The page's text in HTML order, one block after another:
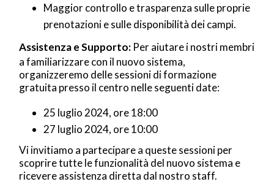
Maggior controllo e trasparenza sulle proprie
prenotazioni e sulle disponibilità dei campi.
Assistenza e Supporto: Per aiutare i nostri membri
a familiarizzare con il nuovo sistema,
organizzeremo delle sessioni di formazione
gratuita presso il centro nelle seguenti date:
25 luglio 2024, ore 18:00
27 luglio 2024, ore 10:00
Vi invitiamo a partecipare a queste sessioni per
scoprire tutte le funzionalità del nuovo sistema e
ricevere assistenza diretta dal nostro staff.